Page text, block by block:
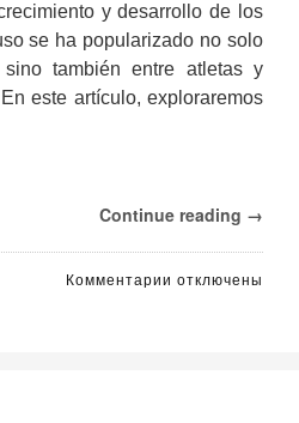
y desarrollo de los
se ha popularizado no solo
también entre atletas y
este artículo, exploraremos
Continue reading →
Комментарии котключены